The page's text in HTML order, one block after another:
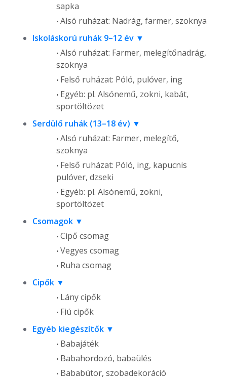
sapka
Alsó ruházat: Nadrág, farmer, szoknya
Iskoláskorú ruhák 9–12 év
Alsó ruházat: Farmer, melegítőnadrág,
szoknya
Felső ruházat: Póló, pulóver, ing
Egyéb: pl. Alsónemű, zokni, kabát,
sportöltözet
Serdülő ruhák (13–18 év)
Alsó ruházat: Farmer, melegítő,
szoknya
Felső ruházat: Póló, ing, kapucnis
pulóver, dzseki
Egyéb: pl. Alsónemű, zokni,
sportöltözet
Csomagok
Cipő csomag
Vegyes csomag
Ruha csomag
Cipők
Lány cipők
Fiú cipők
Egyéb kiegészítők
Babajáték
Babahordozó, babaülés
Bababútor, szobadekoráció